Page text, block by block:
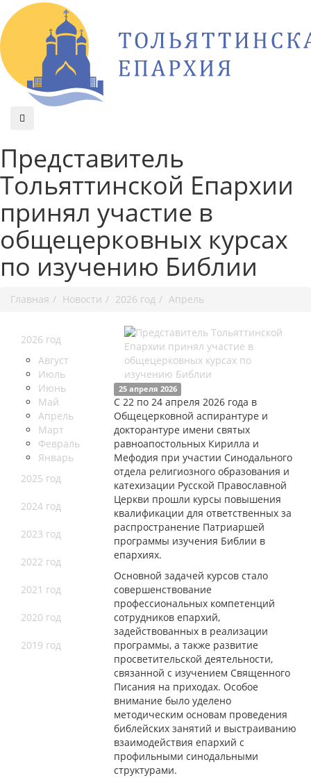
Представитель
Тольяттинской Епархии
принял участие в
общецерковных курсах
по изучению Библии
Главная Новости 2026 год Апрель
2026 год
Август
Июль
Июнь
Май
Апрель
Март
Февраль
Январь
2025 год
2024 год
2023 год
2022 год
2021 год
2020 год
2019 год
25 апреля 2026
С 22 по 24 апреля 2026 года в
Общецерковной аспирантуре и
докторантуре имени святых
равноапостольных Кирилла и
Мефодия при участии Синодального
отдела религиозного образования и
катехизации Русской Православной
Церкви прошли курсы повышения
квалификации для ответственных за
распространение Патриаршей
программы изучения Библии в
епархиях.
Основной задачей курсов стало
совершенствование
профессиональных компетенций
сотрудников епархий,
задействованных в реализации
программы, а также развитие
просветительской деятельности,
связанной с изучением Священного
Писания на приходах. Особое
внимание было уделено
методическим основам проведения
библейских занятий и выстраиванию
взаимодействия епархий с
профильными синодальными
структурами.